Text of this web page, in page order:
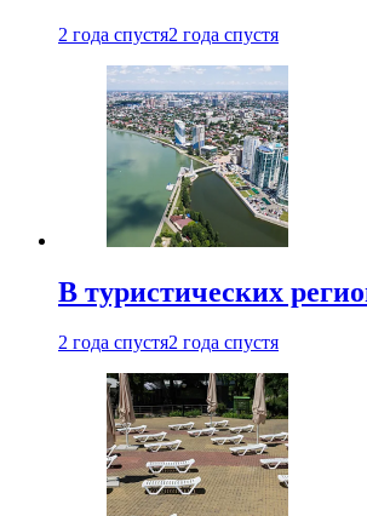
2 года спустя2 года спустя
В туристических
2 года спустя2 года спустя